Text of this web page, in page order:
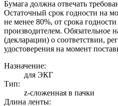
Бумага должна отвечать
Остаточный срок годности на
не менее 80%, от срока
производителем. Обязательное
(декларации) о соответствии,
удостоверения на момент
Назначение:
для ЭКГ
Тип:
z-сложенная в пачки
Длина ленты: